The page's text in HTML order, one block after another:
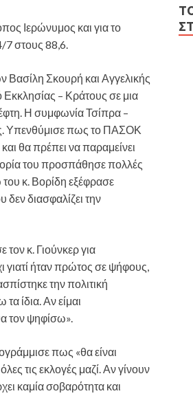
Ιερώνυμος και για το
7 στους 88,6.
Βασίλη Σκουρή και Αγγελικής
– Κράτους σε μια
Η συμφωνία Τσίπρα –
Υπενθύμισε πως το ΠΑΣΟΚ
θα πρέπει να παραμείνει
του προσπάθησε πολλές
κ. Βορίδη εξέφρασε
διασφαλίζει την
κ. Γιούνκερ για
γιατί ήταν πρώτος σε ψήφους,
την πολιτική
ίδια. Αν είμαι
τον ψηφίσω».
πως «θα είναι
τις εκλογές μαζί. Αν γίνουν
καμία σοβαρότητα και